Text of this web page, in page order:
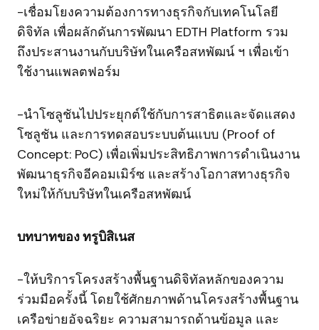
-เชื่อมโยงความต้องการทางธุรกิจกับเทคโนโลยี
ดิจิทัล เพื่อผลักดันการพัฒนา EDTH Platform รวม
ถึงประสานงานกับบริษัทในเครือสหพัฒน์ ฯ เพื่อเข้า
ใช้งานแพลตฟอร์ม
-นำโซลูชันไปประยุกต์ใช้กับการสาธิตและจัดแสดง
โซลูชัน และการทดสอบระบบต้นแบบ (Proof of
Concept: PoC) เพื่อเพิ่มประสิทธิภาพการดำเนินงาน
พัฒนาธุรกิจอีคอมเมิร์ซ และสร้างโอกาสทางธุรกิจ
ใหม่ให้กับบริษัทในเครือสหพัฒน์
บทบาทของ ทรูบิสิเนส
-ให้บริการโครงสร้างพื้นฐานดิจิทัลหลักของความ
ร่วมมือครั้งนี้ โดยใช้ศักยภาพด้านโครงสร้างพื้นฐาน
เครือข่ายอัจฉริยะ ความสามารถด้านข้อมูล และ